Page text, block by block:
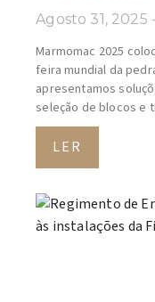
Agosto 31, 2025
Marmomac 2025
feira mundial da
apresentamos
seleção de blocos e
LER